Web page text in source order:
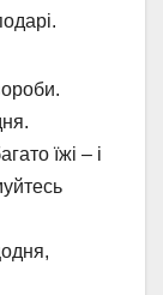
їжі – і